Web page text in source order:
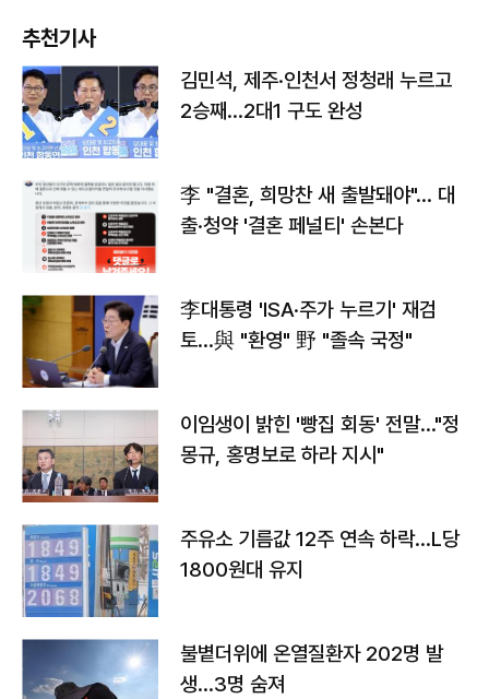
추천기사
김민석, 제주·인천서 정청래 누르고
2승째…2대1 구도 완성
李 "결혼, 희망찬 새 출발돼야"… 대
출·청약 '결혼 페널티' 손본다
李대통령 'ISA·주가 누르기' 재검
토…與 "환영" 野 "졸속 국정"
이임생이 밝힌 '빵집 회동' 전말…"정
몽규, 홍명보로 하라 지시"
주유소 기름값 12주 연속 하락…L당
1800원대 유지
불볕더위에 온열질환자 202명 발
생…3명 숨져